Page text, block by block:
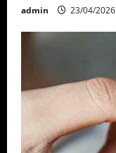
admin 23/04/2026